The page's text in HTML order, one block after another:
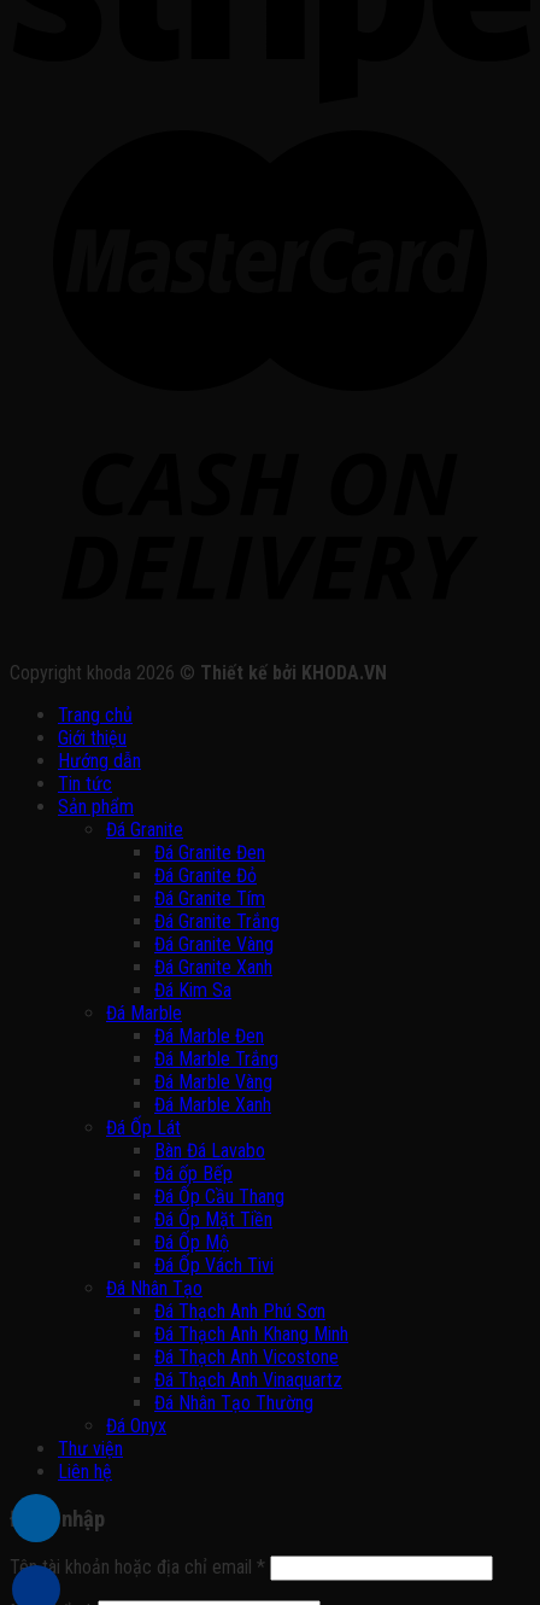
Copyright khoda 2026 © Thiết kế bởi KHODA.VN
Trang chủ
Giới thiệu
Hướng dẫn
Tin tức
Sản phẩm
Đá Granite
Đá Granite Đen
Đá Granite Đỏ
Đá Granite Tím
Đá Granite Trắng
Đá Granite Vàng
Đá Granite Xanh
Đá Kim Sa
Đá Marble
Đá Marble Đen
Đá Marble Trắng
Đá Marble Vàng
Đá Marble Xanh
Đá Ốp Lát
Bàn Đá Lavabo
Đá ốp Bếp
Đá Ốp Cầu Thang
Đá Ốp Mặt Tiền
Đá Ốp Mộ
Đá Ốp Vách Tivi
Đá Nhân Tạo
Đá Thạch Anh Phú Sơn
Đá Thạch Anh Khang Minh
Đá Thạch Anh Vicostone
Đá Thạch Anh Vinaquartz
Đá Nhân Tạo Thường
Đá Onyx
Thư viện
Liên hệ
Đăng nhập
Tên tài khoản hoặc địa chỉ email *